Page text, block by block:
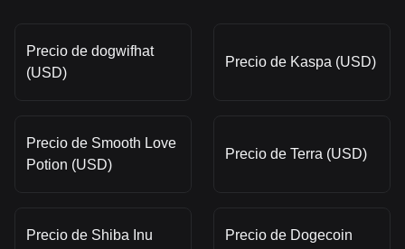
Precio de dogwifhat
(USD)
Precio de Kaspa (USD)
Precio de Smooth Love
Potion (USD)
Precio de Terra (USD)
Precio de Shiba Inu
Precio de Dogecoin